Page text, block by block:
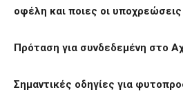
οφέλη και ποιες οι υποχρεώσεις
Πρόταση για συνδεδεμένη στο
Σημαντικές οδηγίες για